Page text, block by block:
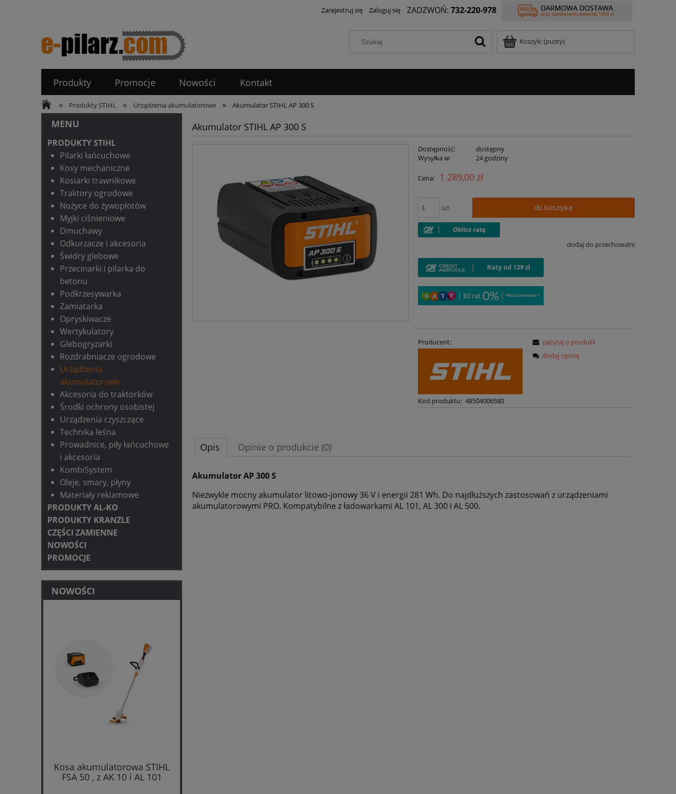
Zarejestruj się Zaloguj się ZADZWOŃ: 732-220-978
Koszyk:(pusty)
Produkty Promocje Nowości Kontakt
» Produkty STIHL » Urządzenia akumulatorowe » Akumulator STIHL AP 300 S
MENU
PRODUKTY STIHL
Pilarki łańcuchowe
Kosy mechaniczne
Kosiarki trawnikowe
Traktory ogrodowe
Nożyce do żywopłotów
Myjki ciśnieniowe
Dmuchawy
Odkurzacze i akcesoria
Świdry glebowe
Przecinarki i pilarka do
betonu
Podkrzesywarka
Zamiatarka
Opryskiwacze
Wertykulatory
Glebogryzarki
Rozdrabniacze ogrodowe
Urządzenia
akumulatorowe
Akcesoria do traktorków
Środki ochrony osobistej
Urządzenia czyszczące
Technika leśna
Prowadnice, piły łańcuchowe
i akcesoria
KombiSystem
Oleje, smary, płyny
Materiały reklamowe
PRODUKTY AL-KO
PRODUKTY KRANZLE
CZĘŚCI ZAMIENNE
NOWOŚCI
PROMOCJE
NOWOŚCI
Kosa akumulatorowa STIHL
FSA 50 , z AK 10 i AL 101
Akumulator STIHL AP 300 S
Dostępność:
dostępny
Wysyłka w:
24 godziny
Cena: 1 289,00 zł
szt. do koszyka
dodaj do przechowalni
Producent:
Kod produktu: 48504006580
zapytaj o produkt
dodaj opinię
Opis Opinie o produkcie (0)
Akumulator AP 300 S
Niezwykle mocny akumulator litowo-jonowy 36 V i energii 281 Wh. Do najdłuższych zastosowań z urządzeniami
akumulatorowymi PRO. Kompatybilne z ładowarkami AL 101, AL 300 i AL 500.